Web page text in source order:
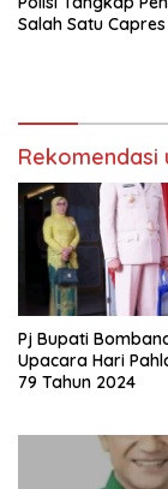
Salah Satu Capres
Rekomendasi
Pj Bupati
Upacara Hari
79 Tahun 2024